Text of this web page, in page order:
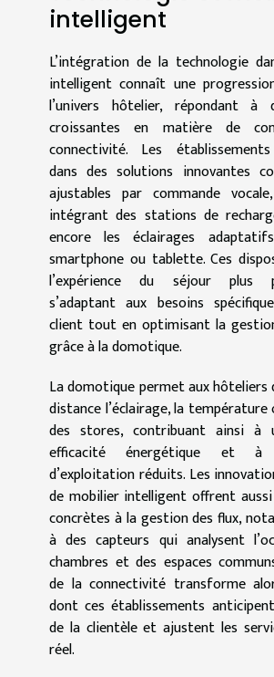
intelligent
L’intégration de la technologie
intelligent connaît une
l’univers hôtelier, répondant à
croissantes en matière de
connectivité. Les
dans des solutions innovantes
ajustables par commande
intégrant des stations de
encore les éclairages
smartphone ou tablette. Ces
l’expérience du séjour plus
s’adaptant aux besoins
client tout en optimisant la
grâce à la domotique.
La domotique permet aux
distance l’éclairage, la température
des stores, contribuant ainsi à
efficacité énergétique et
d’exploitation réduits. Les
de mobilier intelligent offrent aussi
concrètes à la gestion des flux,
à des capteurs qui analysent
chambres et des espaces
de la connectivité transforme
dont ces établissements
de la clientèle et ajustent les
réel.